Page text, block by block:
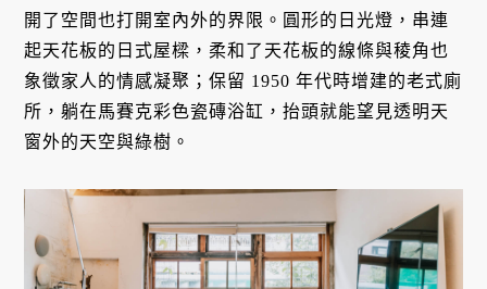
開了空間也打開室內外的界限。圓形的日光燈，串連
起天花板的日式屋樑，柔和了天花板的線條與稜角也
象徵家人的情感凝聚；保留 1950 年代時增建的老式廁
所，躺在馬賽克彩色瓷磚浴缸，抬頭就能望見透明天
窗外的天空與綠樹。